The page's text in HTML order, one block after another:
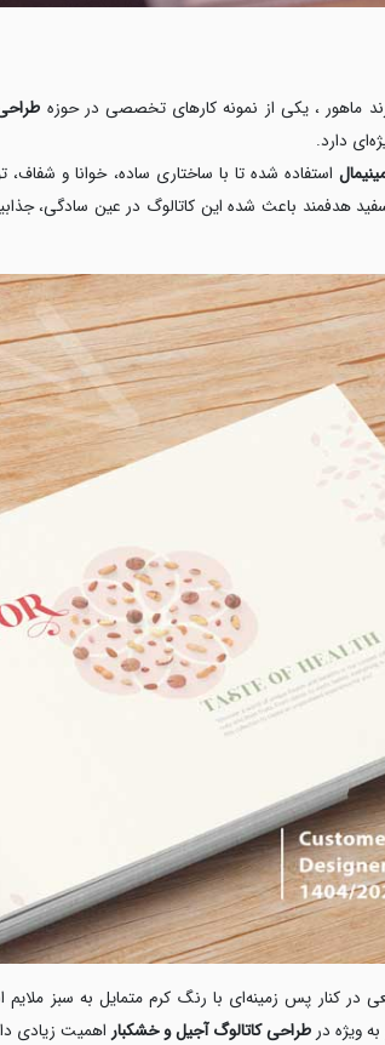
ماهور ، یکی از نمونه‌ کارهای تخصصی در حوزه
دارد.
استفاده شده تا با ساختاری ساده، خوانا و
هدفمند باعث شده این کاتالوگ در عین سادگی،
در کنار پس‌ زمینه‌ای با رنگ کرم متمایل به سبز
ویژه در طراحی کاتالوگ آجیل و خشکبار اهمیت زیادی